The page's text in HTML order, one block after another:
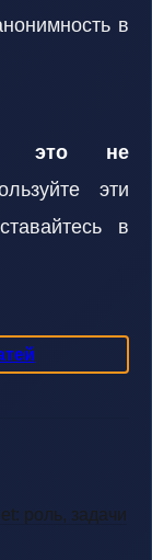
в
— это не
эти
в
роль, задачи